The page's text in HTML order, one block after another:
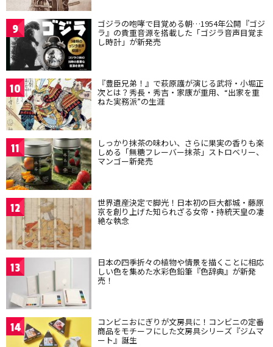
9 ゴジラの咆哮で目覚める朝…1954年公開『ゴジ
ラ』の貴重音源を搭載した「ゴジラ音声目覚ま
し時計」が新発売
10 『豊臣兄弟！』で萩原護が演じる武将・小堀正
次とは？秀長・秀吉・家康が重用、“出家を重
ねた実務派”の生涯
11 しっかり抹茶の味わい、さらに果実の香りも楽
しめる「無糖フレーバー抹茶」ストロベリー、
マンゴー新発売
12 世界遺産決定で脚光！日本初の巨大都城・藤原
京を創り上げた知られざる女帝・持統天皇の凄
絶な執念
13 日本の四季折々の植物や情景を描くことに相応
しい色を集めた水彩色鉛筆『色辞典』が新発
売！
14 コンビニおにぎりが文房具に！コンビニの定番
商品をモチーフにした文房具シリーズ『ジムマ
ート』誕生